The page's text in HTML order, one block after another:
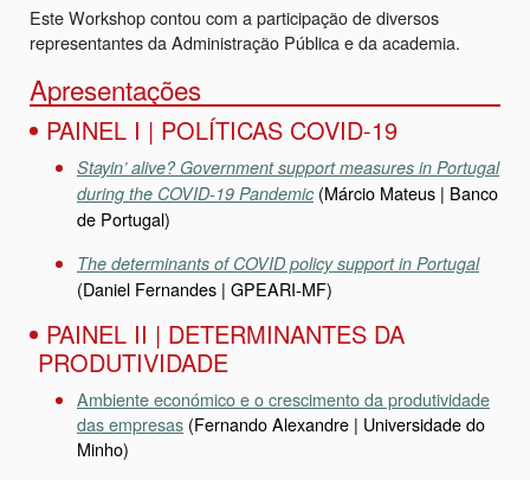
Este Workshop contou com a participação de diversos
representantes da Administração Pública e da academia.
Apresentações
PAINEL I | POLÍTICAS COVID-19
Stayin’ alive? Government support measures in Portugal
during the COVID-19 Pandemic(Márcio Mateus | Banco
de Portugal)
The determinants of COVID policy support in Portugal
(Daniel Fernandes | GPEARI-MF)
PAINEL II | DETERMINANTES DA
PRODUTIVIDADE
Ambiente económico e o crescimento da produtividade
das empresas (Fernando Alexandre | Universidade do
Minho)